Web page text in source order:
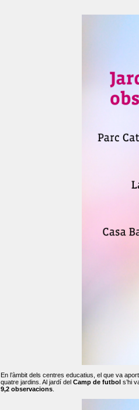
En l’àmbit dels centres educatius, el que va
quatre jardins. Al jardí del Camp de futbol s’hi
9,2 observacions